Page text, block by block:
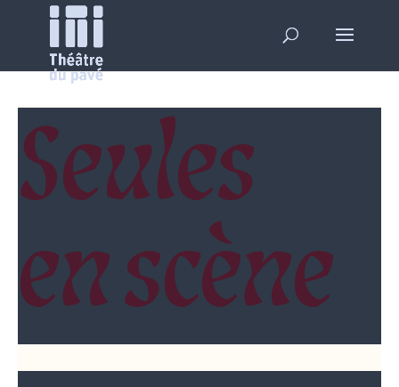
Seules
en scène